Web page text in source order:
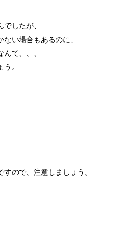
したが、
い場合もあるのに、
て、、、
。
ので、注意しましょう。